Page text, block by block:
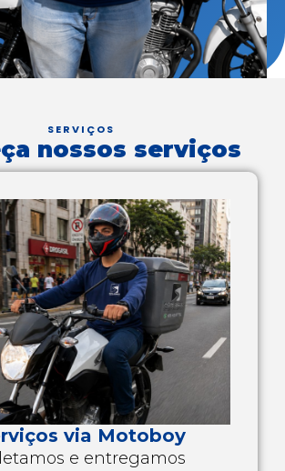
SERVIÇOS
nossos serviços
via Motoboy
e entregamos